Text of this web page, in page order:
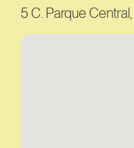
5 C. Parque